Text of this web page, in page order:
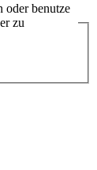
oder benutze
zu